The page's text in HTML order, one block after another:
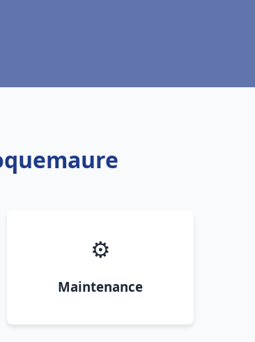
⚙️
Maintenance